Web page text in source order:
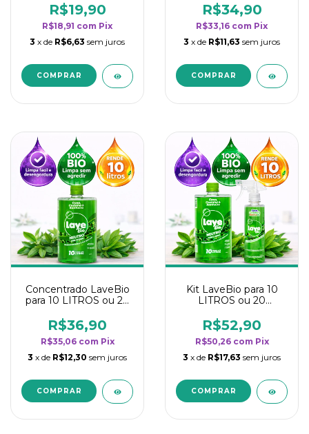
rendimento da
categoria - Neutro
R$19,90
R$18,91 com Pix
3 x de R$6,63 sem juros
rendimento da
categoria - Neutro
R$34,90
R$33,16 com Pix
3 x de R$11,63 sem juros
Concentrado LaveBio
para 10 LITROS ou 20
rendimento da
categoria - Neutro
R$36,90
R$35,06 com Pix
3 x de R$12,30 sem juros
Kit LaveBio para 10
LITROS ou 20
rendimento da
categoria - Neutro
R$52,90
R$50,26 com Pix
3 x de R$17,63 sem juros